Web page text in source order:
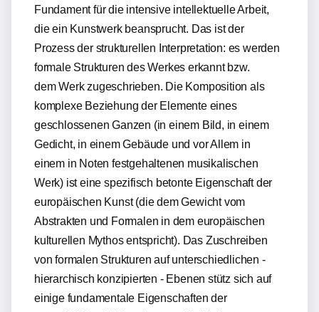
Fundament für die intensive intellektuelle Arbeit,
die ein Kunstwerk beansprucht. Das ist der
Prozess der strukturellen Interpretation: es werden
formale Strukturen des Werkes erkannt bzw.
dem Werk zugeschrieben. Die Komposition als
komplexe Beziehung der Elemente eines
geschlossenen Ganzen (in einem Bild, in einem
Gedicht, in einem Gebäude und vor Allem in
einem in Noten festgehaltenen musikalischen
Werk) ist eine spezifisch betonte Eigenschaft der
europäischen Kunst (die dem Gewicht vom
Abstrakten und Formalen in dem europäischen
kulturellen Mythos entspricht). Das Zuschreiben
von formalen Strukturen auf unterschiedlichen -
hierarchisch konzipierten - Ebenen stütz sich auf
einige fundamentale Eigenschaften der